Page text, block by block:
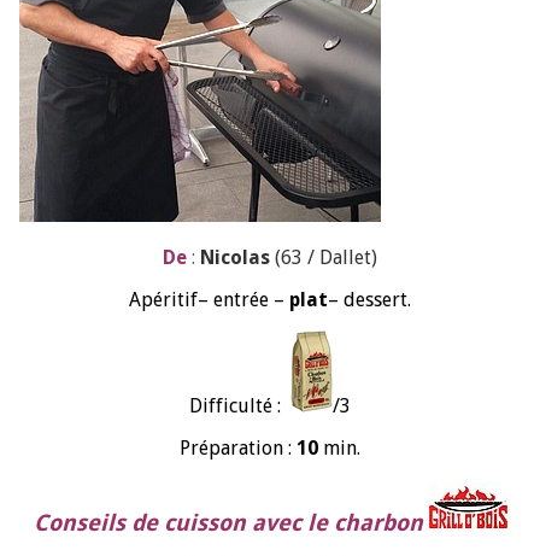
De : Nicolas (63 / Dallet)
Apéritif– entrée – plat– dessert.
Difficulté :
/3
Préparation : 10 min.
Conseils de cuisson avec le charbon